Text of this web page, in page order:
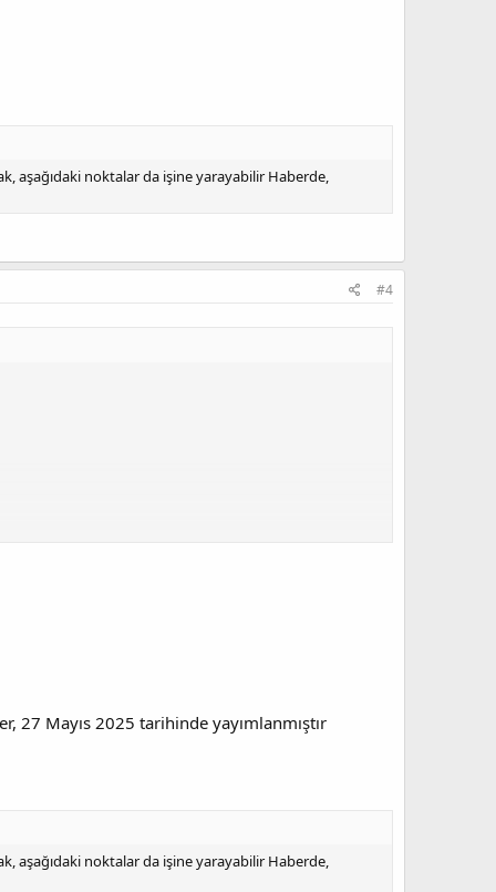
aşağıdaki noktalar da işine yarayabilir Haberde,
#4
27 Mayıs 2025 tarihinde yayımlanmıştır
aşağıdaki noktalar da işine yarayabilir Haberde,